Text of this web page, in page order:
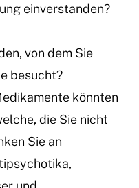
einverstanden?
von dem Sie
besucht?
könnten
die Sie nicht
Sie an